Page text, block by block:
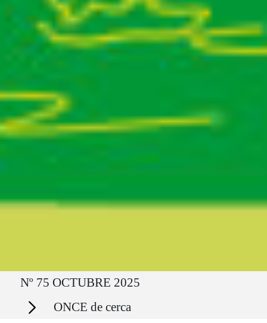
Ruta del sitio
Nº 75 OCTUBRE 2025
Secciones ONCE de cerca